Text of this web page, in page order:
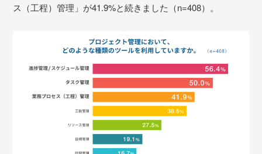
ス（工程）管理」が41.9%と続きました（n=408）。